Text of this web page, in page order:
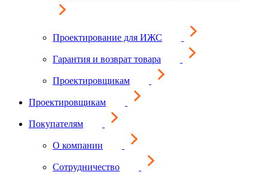
Проектирование для ИЖС
Гарантия и возврат товара
Проектировщикам
Проектировщикам
Покупателям
О компании
Сотрудничество